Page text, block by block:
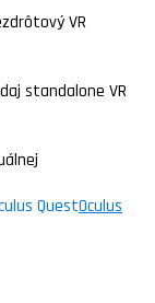
VR
standalone VR
QuestOculus